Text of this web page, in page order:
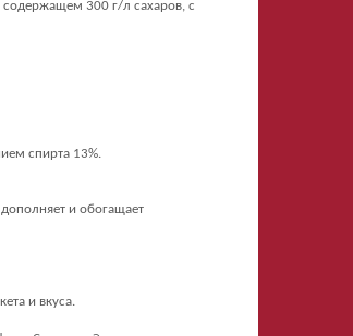
содержащем 300 г/л сахаров, c
спирта 13%.
и обогащает
и вкуса.